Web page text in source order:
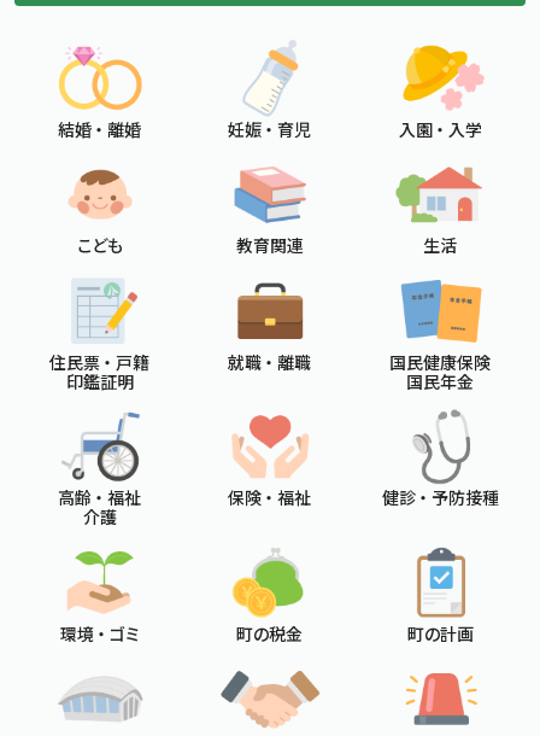
結婚 ・ 離婚 妊娠 ・ 育児 入園 ・ 入学
こども 教育関連 生活
住民票 ・ 戸籍
印鑑証明
就職 ・ 離職
国民健康保険
国民年金
高齢 ・ 福祉
介護
保険 ・ 福祉 健診 ・ 予防接種
環境 ・ ゴミ 町の税金 町の計画